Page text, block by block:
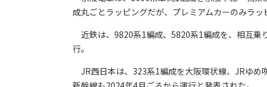
成丸ごとラッピングだが、プレミアムカーのみラッ
近鉄は、9820系1編成、5820系1編成を、相互乗
行。
JR西日本は、323系1編成を大阪環状線、JRゆめ